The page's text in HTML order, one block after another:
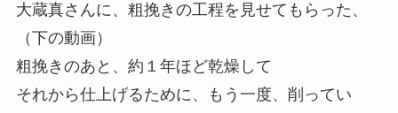
大蔵真さんに、粗挽きの工程を見せてもらった、
（下の動画）
粗挽きのあと、約１年ほど乾燥して
それから仕上げるために、もう一度、削ってい